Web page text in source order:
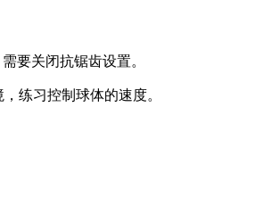
要关闭抗锯齿设置。
练习控制球体的速度。